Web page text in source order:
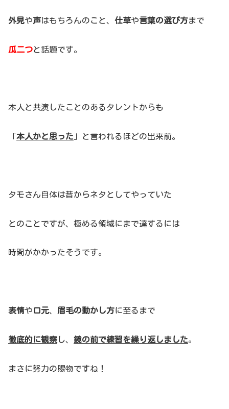
外見や声はもちろんのこと、 仕草や言葉の選び方まで
瓜二つと話題です。
本人と共演したことのあるタレントからも
「本人かと思った 」と言われるほどの出来前。
タモさん自体は昔からネタとしてやっていた
とのことですが、極める領域にまで達するには
時間がかかったそうです。
表情や口元、 眉毛の動かし方に至るまで
徹底的に観察し、 鏡の前で練習を繰り返しました。
まさに努力の賜物ですね！